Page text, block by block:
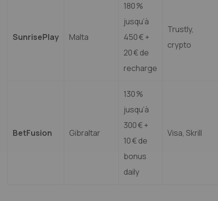
SunrisePlay Malta
180 %
jusqu’à
450 € +
20 € de
recharge
Trustly,
crypto
BetFusion Gibraltar
130 %
jusqu’à
300 € +
10 € de
bonus
daily
Visa, Skrill